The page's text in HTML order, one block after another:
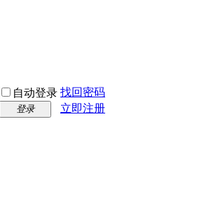
自动登录 找回密码
登录 立即注册